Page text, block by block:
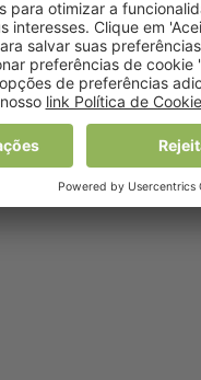
fácil”,garante o PNPAS
à população,